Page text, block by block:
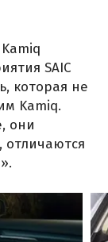
SAIC
которая не
Kamiq.
они